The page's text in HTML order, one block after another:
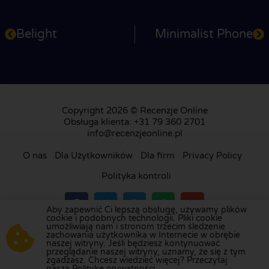
Belight Minimalist Phone
Copyright 2026 © Recenzje Online
Obsługa klienta: +31 79 360 2701
info@recenzjeonline.pl
O nas Dla Użytkowników Dla firm
Privacy Policy
Polityka kontroli
Odwiedź naszą platformę recenzji wHolandii,
Wielkiej Brytanii,Francji,Niemczech,Belgii,
Hiszpanii,Włoszech, Portugalii,Danii,Finlandii i
Aby zapewnić Ci lepszą obsługę, używamy plików
cookie i podobnych technologii. Pliki cookie
umożliwiają nam i stronom trzecim śledzenie
zachowania użytkownika w Internecie w obrębie
naszej witryny. Jeśli będziesz kontynuować
przeglądanie naszej witryny, uznamy, że się z tym
zgadzasz. Chcesz wiedzieć więcej? Przeczytaj